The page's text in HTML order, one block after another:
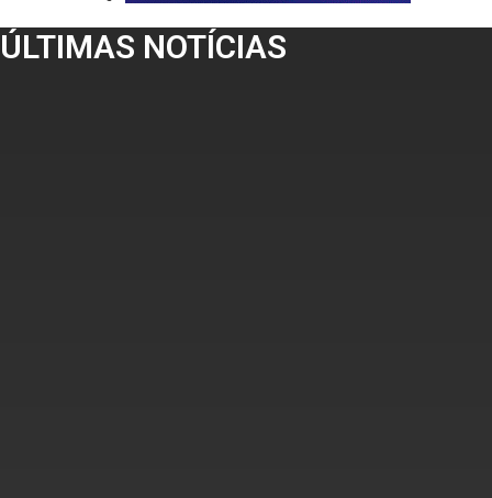
ÚLTIMAS NOTÍCIAS